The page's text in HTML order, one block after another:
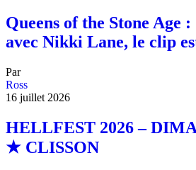
Queens of the Stone Age
avec Nikki Lane, le clip
Par
Ross
16 juillet 2026
HELLFEST 2026 –
★ CLISSON